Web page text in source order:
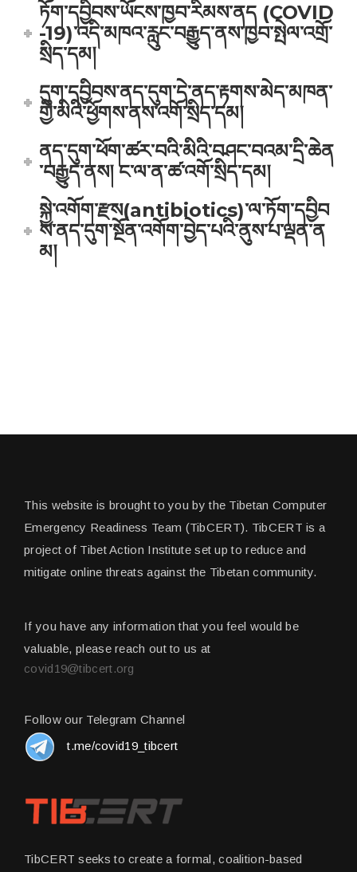
ཏོག་དབྱིབས་ཡོངས་ཁྱབ་རིམས་ནད (COVID
-19)་འདི་མཁའ་རླུང་བརྒྱུད་ནས་ཁྱབ་སྤེལ་འགྲོ་
སྲིད་དམ།
དུག་དབྱིབས་ནད་དུག་དེ་ནད་རྟགས་མེད་མཁན་
གྱི་མིའི་ཕྱོགས་ནས་འགོ་སྲིད་དམ།
ནད་དུག་ཕོག་ཚར་བའི་མིའི་བཤང་བའམ་དྲི་ཆེན
་བརྒྱུད་ནས། ང་ལ་ན་ཚ་འགོ་སྲིད་དམ།
སྐྱེ་འགོག་རྫས(antibiotics)་ལ་ཏོག་དབྱིབ
ས་ནད་དུག་སྔོན་འགོག་བྱེད་པའི་ནུས་པ་ལྡན་ན
མ།
This website is brought to you by the Tibetan Computer
Emergency Readiness Team (TibCERT). TibCERT is a
project of Tibet Action Institute set up to reduce and
mitigate online threats against the Tibetan community.
If you have any information that you feel would be
valuable, please reach out to us at
covid19@tibcert.org
Follow our Telegram Channel
t.me/covid19_tibcert
TibCERT seeks to create a formal, coalition-based